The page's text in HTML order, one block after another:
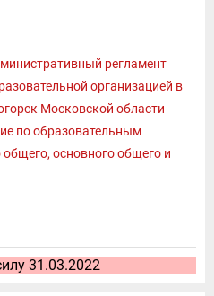
регламент
организацией в
Московской области
по образовательным
основного общего и
31.03.2022